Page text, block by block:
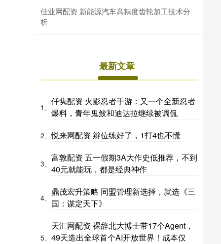
佳业网配资 新能源汽车高精度齿轮加工技术分
析
最新文章
1、
仟隽配资 火影忍者手游：又一个全新忍者
爆料，青年鬼鲛和迪达拉继续被调侃
2、悦来网配资 辨位练好了，1打4也不慌
3、
富敦配资 五一假期3A大作史低推荐，不到
40元就能玩，都是经典神作
4、
鼎茂宏升策略 同盟管理新选择，就选《三
国：谋定天下》
5、
天汇网配资 裸辞北大博士带17个Agent，
49天造出全球首个AI开放世界！成本仅